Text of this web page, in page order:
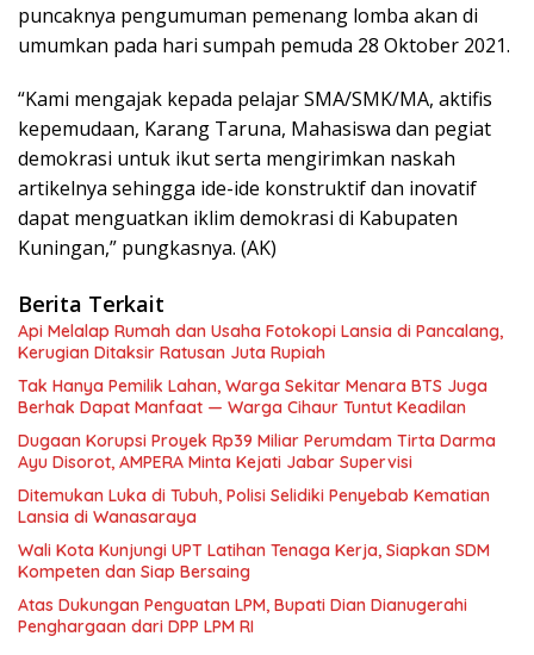
puncaknya pengumuman pemenang lomba akan di
umumkan pada hari sumpah pemuda 28 Oktober 2021.
“Kami mengajak kepada pelajar SMA/SMK/MA, aktifis
kepemudaan, Karang Taruna, Mahasiswa dan pegiat
demokrasi untuk ikut serta mengirimkan naskah
artikelnya sehingga ide-ide konstruktif dan inovatif
dapat menguatkan iklim demokrasi di Kabupaten
Kuningan,” pungkasnya. (AK)
Berita Terkait
Api Melalap Rumah dan Usaha Fotokopi Lansia di Pancalang,
Kerugian Ditaksir Ratusan Juta Rupiah
Tak Hanya Pemilik Lahan, Warga Sekitar Menara BTS Juga
Berhak Dapat Manfaat — Warga Cihaur Tuntut Keadilan
Dugaan Korupsi Proyek Rp39 Miliar Perumdam Tirta Darma
Ayu Disorot, AMPERA Minta Kejati Jabar Supervisi
Ditemukan Luka di Tubuh, Polisi Selidiki Penyebab Kematian
Lansia di Wanasaraya
Wali Kota Kunjungi UPT Latihan Tenaga Kerja, Siapkan SDM
Kompeten dan Siap Bersaing
Atas Dukungan Penguatan LPM, Bupati Dian Dianugerahi
Penghargaan dari DPP LPM RI